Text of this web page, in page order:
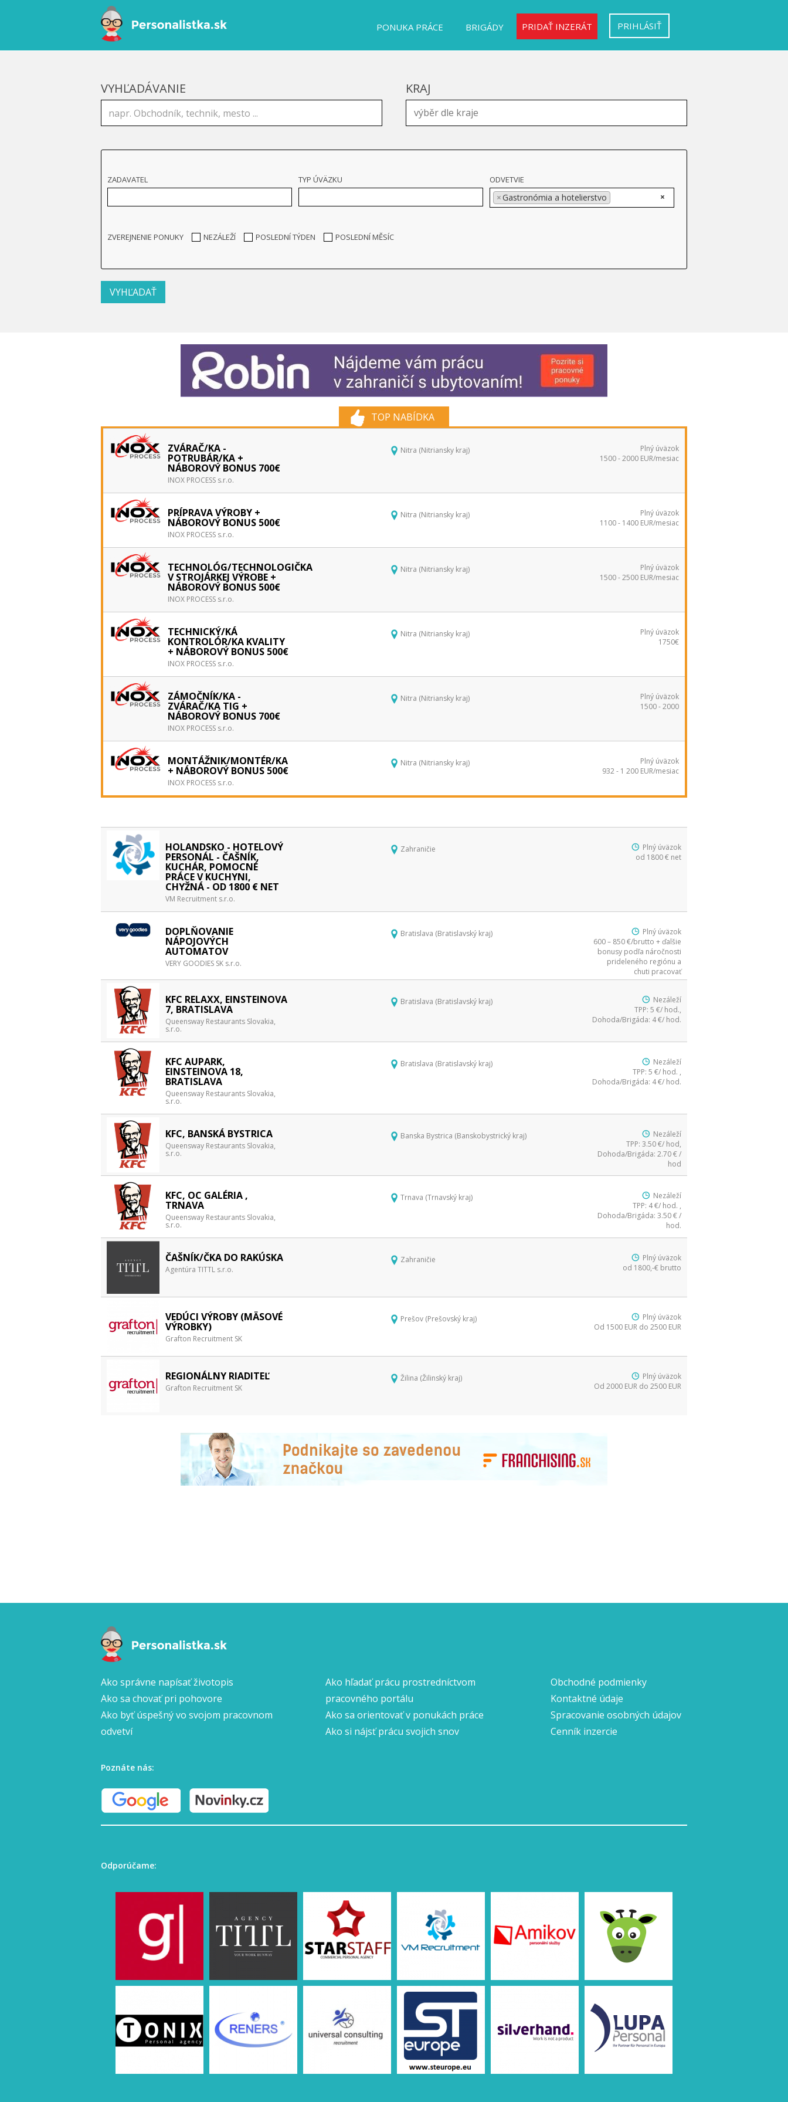
PONUKA PRÁCE BRIGÁDY PRIDAŤ INZERÁT PRIHLÁSIŤ
VYHĽADÁVANIE KRAJ
ZADAVATEL TYP ÚVÄZKU ODVETVIE
×
× Gastronómia a hotelierstvo
ZVEREJNENIE PONUKY NEZÁLEŽÍ POSLEDNÍ TÝDEN POSLEDNÍ MĚSÍC
TOP NABÍDKA
ZVÁRAČ/KA -
POTRUBÁR/KA +
NÁBOROVÝ BONUS 700€
INOX PROCESS s.r.o.
Nitra (Nitriansky kraj)
Plný úväzok
1500 - 2000 EUR/mesiac
PRÍPRAVA VÝROBY +
NÁBOROVÝ BONUS 500€
INOX PROCESS s.r.o.
Nitra (Nitriansky kraj)
Plný úväzok
1100 - 1400 EUR/mesiac
TECHNOLÓG/TECHNOLOGIČKA
V STROJÁRKEJ VÝROBE +
NÁBOROVÝ BONUS 500€
INOX PROCESS s.r.o.
Nitra (Nitriansky kraj)
Plný úväzok
1500 - 2500 EUR/mesiac
TECHNICKÝ/KÁ
KONTROLÓR/KA KVALITY
+ NÁBOROVÝ BONUS 500€
INOX PROCESS s.r.o.
Nitra (Nitriansky kraj)
Plný úväzok
1750€
ZÁMOČNÍK/KA -
ZVÁRAČ/KA TIG +
NÁBOROVÝ BONUS 700€
INOX PROCESS s.r.o.
Nitra (Nitriansky kraj)
Plný úväzok
1500 - 2000
MONTÁŽNIK/MONTÉR/KA
+ NÁBOROVÝ BONUS 500€
INOX PROCESS s.r.o.
Nitra (Nitriansky kraj)
Plný úväzok
932 - 1 200 EUR/mesiac
HOLANDSKO - HOTELOVÝ
PERSONÁL - ČAŠNÍK,
KUCHÁR, POMOCNÉ
PRÁCE V KUCHYNI,
CHYŽNÁ - OD 1800 € NET
VM Recruitment s.r.o.
Zahraničie
Plný úväzok
od 1800 € net
DOPLŇOVANIE
NÁPOJOVÝCH
AUTOMATOV
VERY GOODIES SK s.r.o.
Bratislava (Bratislavský kraj)
Plný úväzok
600 – 850 €/brutto + ďalšie
bonusy podľa náročnosti
prideleného regiónu a
chuti pracovať
KFC RELAXX, EINSTEINOVA
7, BRATISLAVA
Queensway Restaurants Slovakia,
s.r.o.
Bratislava (Bratislavský kraj)
Nezáleží
TPP: 5 €/ hod.,
Dohoda/Brigáda: 4 €/ hod.
KFC AUPARK,
EINSTEINOVA 18,
BRATISLAVA
Queensway Restaurants Slovakia,
s.r.o.
Bratislava (Bratislavský kraj)
Nezáleží
TPP: 5 €/ hod. ,
Dohoda/Brigáda: 4 €/ hod.
KFC, BANSKÁ BYSTRICA
Queensway Restaurants Slovakia,
s.r.o.
Banska Bystrica (Banskobystrický kraj)
Nezáleží
TPP: 3.50 €/ hod,
Dohoda/Brigáda: 2.70 € /
hod
KFC, OC GALÉRIA ,
TRNAVA
Queensway Restaurants Slovakia,
s.r.o.
Trnava (Trnavský kraj)
Nezáleží
TPP: 4 €/ hod. ,
Dohoda/Brigáda: 3.50 € /
hod.
ČAŠNÍK/ČKA DO RAKÚSKA
Agentúra TITTL s.r.o.
Zahraničie
Plný úväzok
od 1800,-€ brutto
VEDÚCI VÝROBY (MÄSOVÉ
VÝROBKY)
Grafton Recruitment SK
Prešov (Prešovský kraj)
Plný úväzok
Od 1500 EUR do 2500 EUR
REGIONÁLNY RIADITEĽ
Grafton Recruitment SK
Žilina (Žilinský kraj)
Plný úväzok
Od 2000 EUR do 2500 EUR
Ako správne napísať životopis
Ako sa chovať pri pohovore
Ako byť úspešný vo svojom pracovnom
odvetví
Ako hľadať prácu prostredníctvom
pracovného portálu
Ako sa orientovať v ponukách práce
Ako si nájsť prácu svojich snov
Obchodné podmienky
Kontaktné údaje
Spracovanie osobných údajov
Cenník inzercie
Poznáte nás:
Odporúčame: